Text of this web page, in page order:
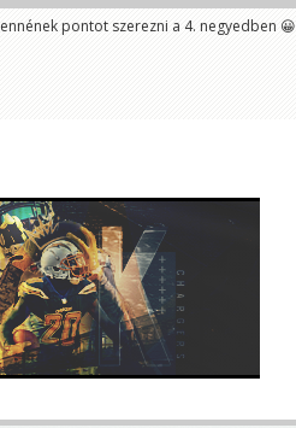
pontot szerezni a 4. negyedben 😀